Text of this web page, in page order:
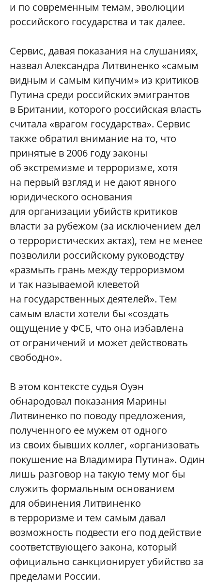
и по современным темам, эволюции
российского государства и так далее.
Сервис, давая показания на слушаниях,
назвал Александра Литвиненко «самым
видным и самым кипучим» из критиков
Путина среди российских эмигрантов
в Британии, которого российская власть
считала «врагом государства». Сервис
также обратил внимание на то, что
принятые в 2006 году законы
об экстремизме и терроризме, хотя
на первый взгляд и не дают явного
юридического основания
для организации убийств критиков
власти за рубежом (за исключением дел
о террористических актах), тем не менее
позволили российскому руководству
«размыть грань между терроризмом
и так называемой клеветой
на государственных деятелей». Тем
самым власти хотели бы «создать
ощущение у ФСБ, что она избавлена
от ограничений и может действовать
свободно».
В этом контексте судья Оуэн
обнародовал показания Марины
Литвиненко по поводу предложения,
полученного ее мужем от одного
из своих бывших коллег, «организовать
покушение на Владимира Путина». Один
лишь разговор на такую тему мог бы
служить формальным основанием
для обвинения Литвиненко
в терроризме и тем самым давал
возможность подвести его под действие
соответствующего закона, который
официально санкционирует убийство за
пределами России.